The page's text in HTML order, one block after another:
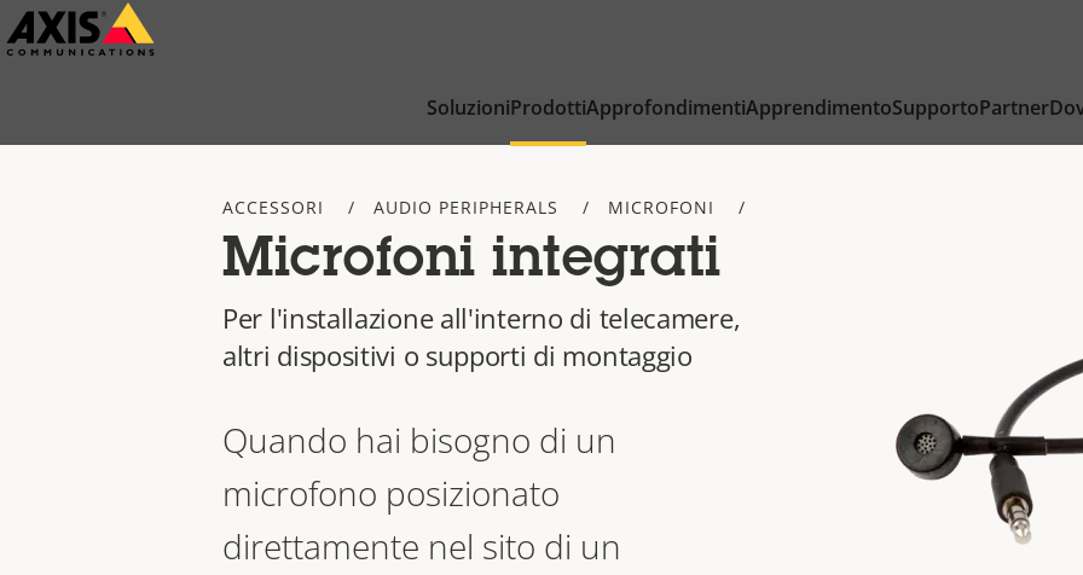
Salta
al
SoluzioniProdottiApprofondimentiApprendimentoSupportoPartner
ACCESSORI AUDIO PERIPHERALS MICROFONI
Microfoni integrati
Per l'installazione all'interno di telecamere,
altri dispositivi o supporti di montaggio
Quando hai bisogno di un
microfono posizionato
direttamente nel sito di un